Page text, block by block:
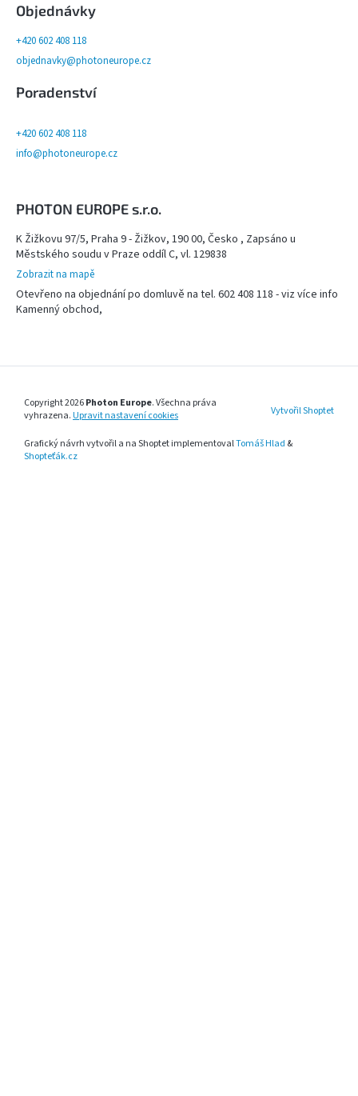
Objednávky
+420 602 408 118
objednavky@photoneurope.cz
Poradenství
+420 602 408 118
info@photoneurope.cz
PHOTON EUROPE s.r.o.
K Žižkovu 97/5, Praha 9 - Žižkov, 190 00, Česko , Zapsáno u
Městského soudu v Praze oddíl C, vl. 129838
Zobrazit na mapě
Otevřeno na objednání po domluvě na tel. 602 408 118 - viz více info
Kamenný obchod,
Vytvořil Shoptet
Copyright 2026Photon Europe. Všechna práva
vyhrazena. Upravit nastavení cookies
Grafický návrh vytvořil a na Shoptet implementovalTomáš Hlad &
Shopteťák.cz